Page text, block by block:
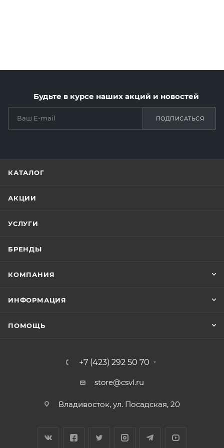
Будьте в курсе наших акций и новостей
ПОДПИСАТЬСЯ
КАТАЛОГ
АКЦИИ
УСЛУГИ
БРЕНДЫ
КОМПАНИЯ
ИНФОРМАЦИЯ
ПОМОЩЬ
+7 (423) 292 50 70
store@csvl.ru
Владивосток, ул. Посадская, 20